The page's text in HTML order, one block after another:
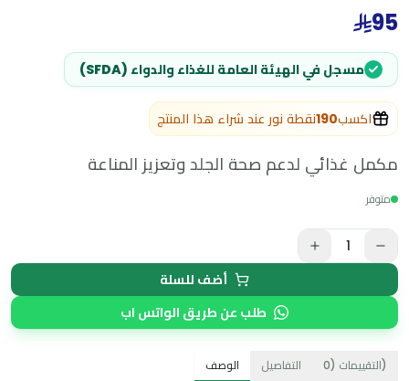
95
مسجل في الهيئة العامة للغذاء والدواء (SFDA)
اكسب190نقطة نور عند شراء هذا المنتج
مكمل غذائي لدعم صحة الجلد وتعزيز المناعة
متوفر
1
أضف للسلة
طلب عن طريق الواتس اب
الوصف التفاصيل التقييمات (
0 )